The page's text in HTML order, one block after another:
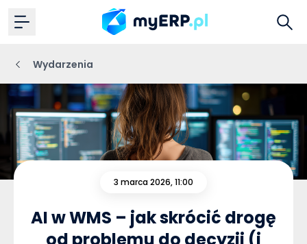
Wydarzenia
3 marca 2026, 11:00
AI w WMS – jak skrócić drogę